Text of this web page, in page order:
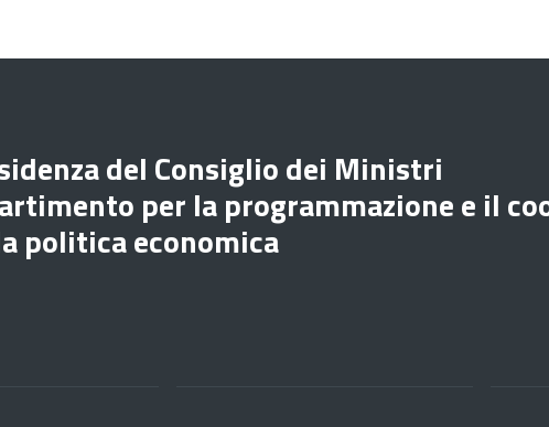
del Consiglio dei Ministri
per la programmazione e il
politica economica